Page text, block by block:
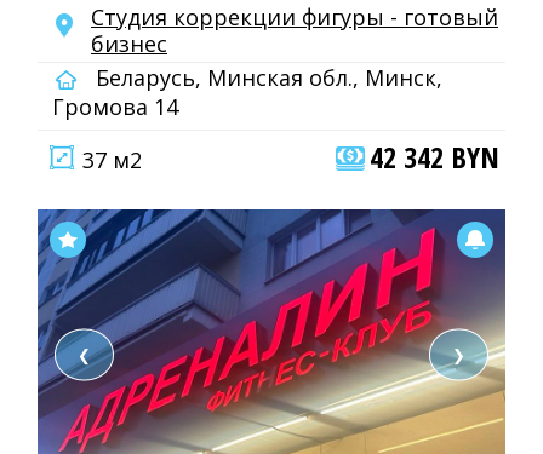
Студия коррекции фигуры - готовый
бизнес
Беларусь, Минская обл., Минск,
Громова 14
37 м2
42 342 BYN
❮ ❯